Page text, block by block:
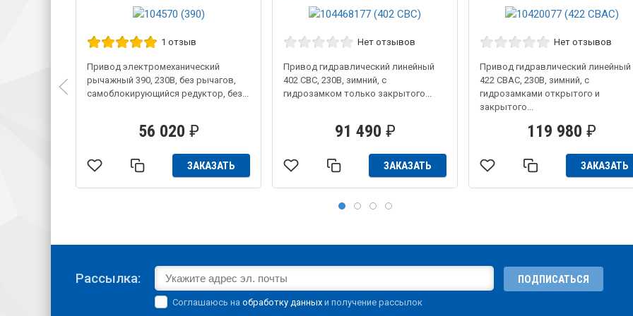
1 отзыв
Привод электромеханический
рычажный 390, 230В, без рычагов,
самоблокирующийся редуктор, без...
56 020 ₽
ЗАКАЗАТЬ
Нет отзывов
Привод гидравлический линейный
402 CBC, 230В, зимний, с
гидрозамком только закрытого...
91 490 ₽
ЗАКАЗАТЬ
Нет отзывов
Привод гидравлический линейный
422 CBAC, 230В, зимний, с
гидрозамками открытого и
закрытого...
119 980 ₽
ЗАКАЗАТЬ
Рассылка: ПОДПИСАТЬСЯ
Соглашаюсь на обработку данных и получение рассылок